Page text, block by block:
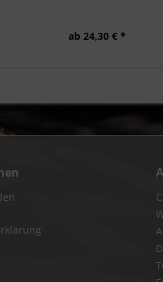
ab 24,30 € *